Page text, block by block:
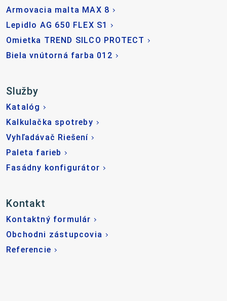
Armovacia malta MAX 8
Lepidlo AG 650 FLEX S1
Omietka TREND SILCO PROTECT
Biela vnútorná farba 012
Služby
Katalóg
Kalkulačka spotreby
Vyhľadávač Riešení
Paleta farieb
Fasádny konfigurátor
Kontakt
Kontaktný formulár
Obchodni zástupcovia
Referencie